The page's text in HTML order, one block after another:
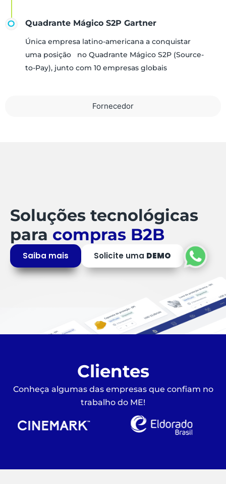
Fornecedor
Quadrante Mágico S2P Gartner
Única empresa latino-americana a conquistar
uma posição no Quadrante Mágico S2P (Source-
to-Pay), junto com 10 empresas globais
Soluções tecnológicas
para compras B2B
Saiba mais Solicite uma DEMO
Clientes
Conheça algumas das empresas que confiam no
trabalho do ME!